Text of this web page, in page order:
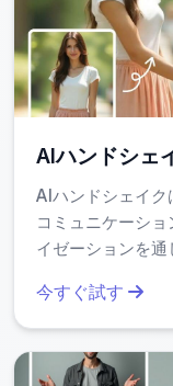
コスプレや仮
確認
特に、コンテンツ制
い」というニーズに
テンプレートは再利
す。
AIデーモン
AIハンドシェ
AIハンドシェイ
コミュニケーシ
イゼーションを
証します。モダン
術で、効率とエ
今すぐ試す